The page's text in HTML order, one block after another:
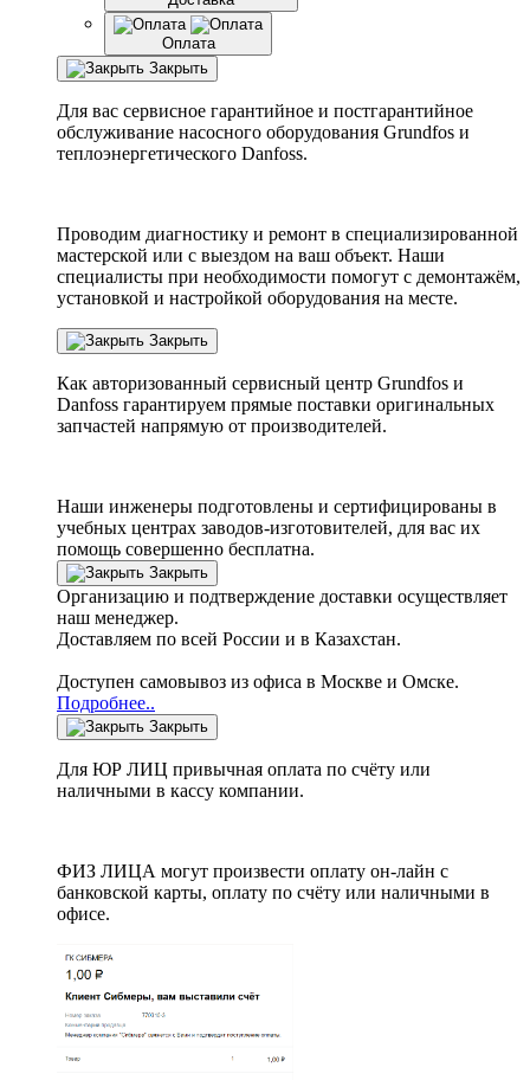
Оплата
Закрыть
Для вас сервисное гарантийное и постгарантийное
обслуживание насосного оборудования Grundfos и
теплоэнергетического Danfoss.
Проводим диагностику и ремонт в специализированной
мастерской или с выездом на ваш объект. Наши
специалисты при необходимости помогут с демонтажём,
установкой и настройкой оборудования на месте.
Закрыть
Как авторизованный сервисный центр Grundfos и
Danfoss гарантируем прямые поставки оригинальных
запчастей напрямую от производителей.
Наши инженеры подготовлены и сертифицированы в
учебных центрах заводов-изготовителей, для вас их
помощь совершенно бесплатна.
Закрыть
Организацию и подтверждение доставки осуществляет
наш менеджер.
Доставляем по всей России и в Казахстан.
Доступен самовывоз из офиса в Москве и Омске.
Подробнее..
Закрыть
Для ЮР ЛИЦ привычная оплата по счёту или
наличными в кассу компании.
ФИЗ ЛИЦА могут произвести оплату он-лайн с
банковской карты, оплату по счёту или наличными в
офисе.